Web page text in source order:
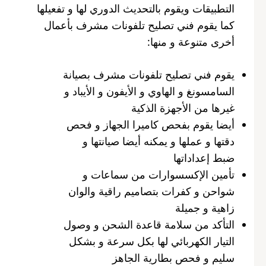
التطبيقات ويقوم بالتحديث الدوري لها و تفعيلها
كما يقوم فني تصليح تلفونات مشرف بأعمال
أخرى متنوعة و منها:
يقوم فني تصليح تلفونات مشرف بصيانة
السامسونغ و الهاوي و الأيفون و الأيباد و
غيرها من الأجهزة الذكية
أيضا يقوم بفحص كاميرا الجهاز و فحص
دقتها و عملها و يمكنه أيضا صيانتها و
ضبط إعداداتها
تأمين الإكسسوارات من سماعات و
شواحن و كفرات بتصاميم راقية والوان
زاهية و جميلة
التأكد من سلامة قاعدة الشحن و وصول
التيار الكهربائي لها بكل سرعة و بشكل
سليم و فحص بطارية الجاهز